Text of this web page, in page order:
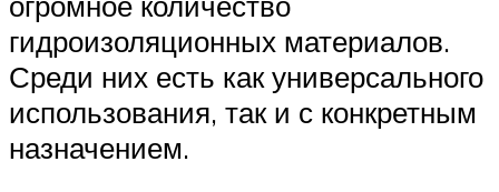
гидроизоляционных материалов.
Среди них есть как универсального
использования, так и с конкретным
назначением.